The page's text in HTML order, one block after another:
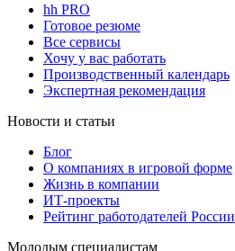
hh PRO
Готовое резюме
Все сервисы
Хочу у вас работать
Производственный календарь
Экспертная рекомендация
Новости и статьи
Блог
О компаниях в игровой форме
Жизнь в компании
ИТ-проекты
Рейтинг работодателей России
Молодым специалистам